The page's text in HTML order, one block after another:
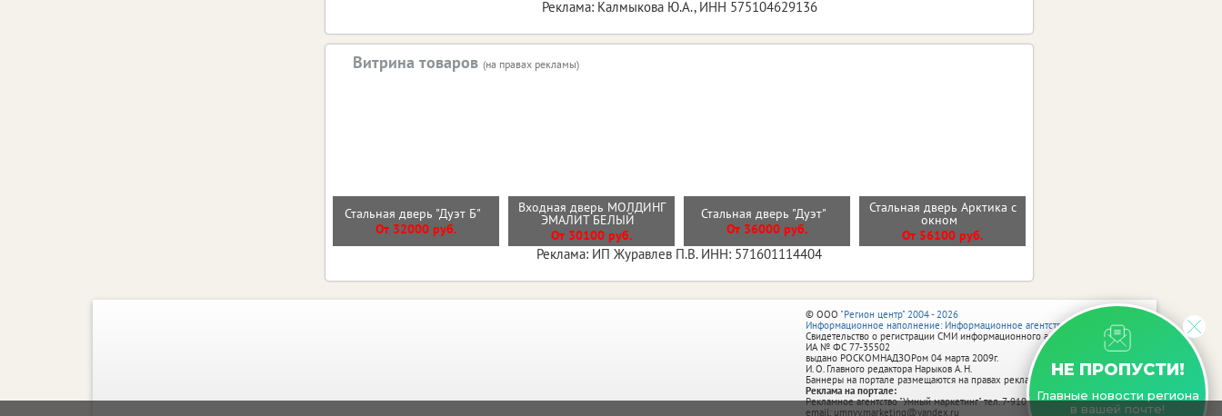
Реклама: Калмыкова Ю.А., ИНН 575104629136
Витрина товаров (на правах рекламы)
Стальная дверь "Дуэт Б"
От 32000 руб.
Входная дверь МОЛДИНГ
ЭМАЛИТ БЕЛЫЙ
От 30100 руб.
Стальная дверь "Дуэт"
От 36000 руб.
Стальная дверь Арктика с
окном
От 56100 руб.
Реклама: ИП Журавлев П.В. ИНН: 571601114404
НЕ ПРОПУСТИ!
Главные новости региона
в вашей почте!
© ООО "Регион центр" 2004 - 2026
Информационное наполнение: Информационное агентство vRossii.ru
Свидетельство о регистрации СМИ информационного агентства vRossii.ru
ИА № ФС 77‑35502
выдано РОСКОМНАДЗОРом 04 марта 2009г.
И. О. Главного редактора Нарыков А. Н.
Баннеры на портале размещаются на правах рекламы.
Реклама на портале:
Рекламное агентство "Умный маркетинг" тел. 7-910-267-70-40,
email: umnyy.marketing@yandex.ru